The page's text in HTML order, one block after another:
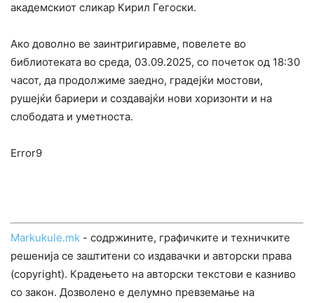
академскиот сликар Кирил Гегоски.
Ако доволно ве заинтригиравме, повелете во
библиотеката во среда, 03.09.2025, со почеток од 18:30
часот, да продолжиме заедно, градејќи мостови,
рушејќи бариери и создавајќи нови хоризонти и на
слободата и уметноста.
Error9
Markukule.mk - содржините, графичките и техничките
решенија се заштитени со издавачки и авторски права
(copyright). Крадењето на авторски текстови е казниво
со закон. Дозволено е делумно превземање на